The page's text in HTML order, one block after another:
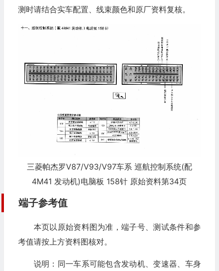
测时请结合实车配置、线束颜色和原厂资料复核。
三菱帕杰罗V87/V93/V97车系 巡航控制系统(配
4M41 发动机)电脑板 158针 原始资料第34页
端子参考值
本页以原始资料图为准，端子号、测试条件和参
考值请按上方资料图核对。
说明：同一车系可能包含发动机、变速器、车身